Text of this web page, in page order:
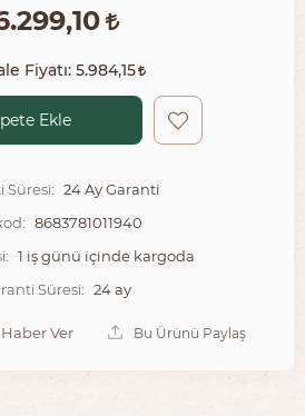
Fiyatı: 5.984,15
Ekle
Süresi: 24 Ay Garanti
8683781011940
1 iş günü içinde kargoda
Süresi: 24 ay
Ver Bu Ürünü Paylaş